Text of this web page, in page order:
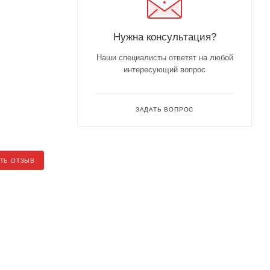
ОТЗЫВ
Нужна консультация?
Наши специалисты ответят на любой
интересующий вопрос
ЗАДАТЬ ВОПРОС